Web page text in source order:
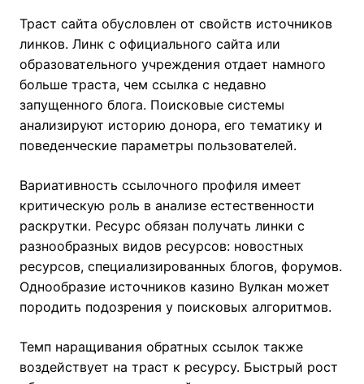
Траст сайта обусловлен от свойств источников
линков. Линк с официального сайта или
образовательного учреждения отдает намного
больше траста, чем ссылка с недавно
запущенного блога. Поисковые системы
анализируют историю донора, его тематику и
поведенческие параметры пользователей.
Вариативность ссылочного профиля имеет
критическую роль в анализе естественности
раскрутки. Ресурс обязан получать линки с
разнообразных видов ресурсов: новостных
ресурсов, специализированных блогов, форумов.
Однообразие источников казино Вулкан может
породить подозрения у поисковых алгоритмов.
Темп наращивания обратных ссылок также
воздействует на траст к ресурсу. Быстрый рост